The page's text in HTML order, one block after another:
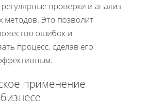
проверки и анализ
методов. Это позволит
ошибок и
процесс, сделав его
применение